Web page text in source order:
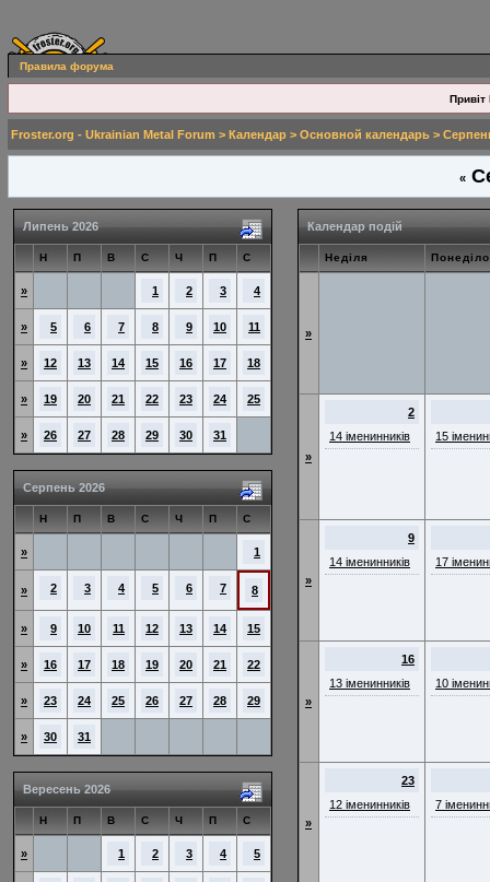
Правила форума
Привіт
Froster.org - Ukrainian Metal Forum > Календар > Основной календарь >
«
Липень 2026
Н П В С Ч П С
» 1 2 3 4
» 5 6 7 8 9 10 11
» 12 13 14 15 16 17 18
» 19 20 21 22 23 24 25
» 26 27 28 29 30 31
Серпень 2026
Н П В С Ч П С
» 1
» 2 3 4 5 6 7 8
» 9 10 11 12 13 14 15
» 16 17 18 19 20 21 22
» 23 24 25 26 27 28 29
» 30 31
Вересень 2026
Н П В С Ч П С
» 1 2 3 4 5
Календар подій
Неділя
»
»
2
14 іменинників
15
»
9
14 іменинників
17
»
16
13 іменинників
10
»
23
12 іменинників
7